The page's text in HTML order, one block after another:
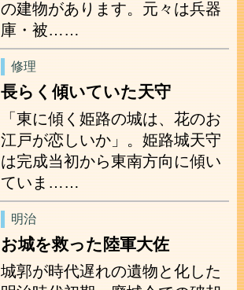
の建物があります。元々は兵器
庫・被……
修理
長らく傾いていた天守
「東に傾く姫路の城は、花のお
江戸が恋しいか」。姫路城天守
は完成当初から東南方向に傾い
ていま……
明治
お城を救った陸軍大佐
城郭が時代遅れの遺物と化した